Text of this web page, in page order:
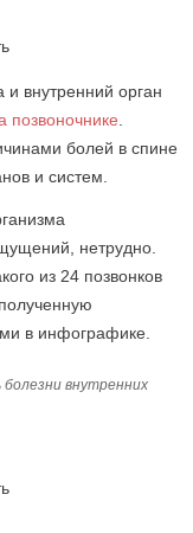
и внутренний орган
позвоночнике
болей в спине
и систем.
нетрудно.
из 24 позвонков
в инфографике.
внутренних